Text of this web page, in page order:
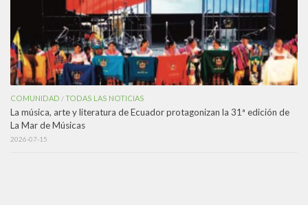
COMUNIDAD /TODAS LAS NOTICIAS
La música, arte y literatura de Ecuador protagonizan la 31ª edición de
La Mar de Músicas
2026-07-15